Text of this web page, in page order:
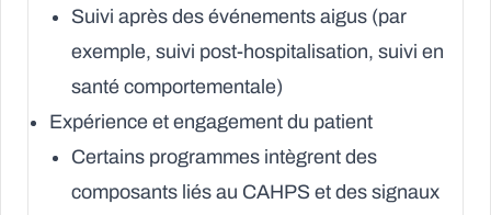
Suivi après des événements aigus (par
exemple, suivi post-hospitalisation, suivi en
santé comportementale)
Expérience et engagement du patient
Certains programmes intègrent des
composants liés au CAHPS et des signaux